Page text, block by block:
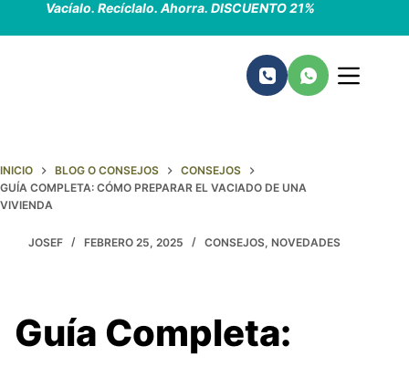
al
Vacíalo. Recíclalo. Ahorra. DISCUENTO 21%
INICIO BLOG O CONSEJOS
CONSEJOS
GUÍA COMPLETA: CÓMO PREPARAR EL VACIADO DE UNA
VIVIENDA
JOSEF FEBRERO 25, 2025 CONSEJOS, NOVEDADES
Guía Completa: